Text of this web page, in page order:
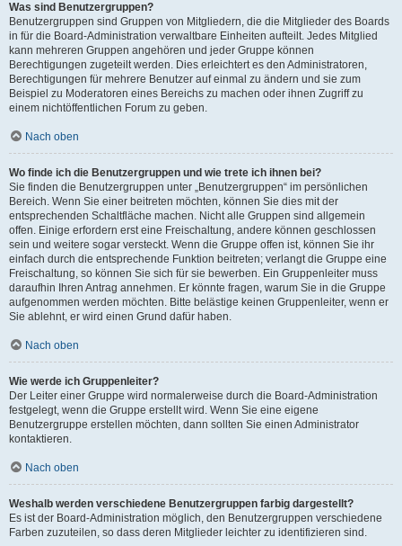
Was sind Benutzergruppen?
Benutzergruppen sind Gruppen von Mitgliedern, die die Mitglieder des Boards
in für die Board-Administration verwaltbare Einheiten aufteilt. Jedes Mitglied
kann mehreren Gruppen angehören und jeder Gruppe können
Berechtigungen zugeteilt werden. Dies erleichtert es den Administratoren,
Berechtigungen für mehrere Benutzer auf einmal zu ändern und sie zum
Beispiel zu Moderatoren eines Bereichs zu machen oder ihnen Zugriff zu
einem nichtöffentlichen Forum zu geben.
Nach oben
Wo finde ich die Benutzergruppen und wie trete ich ihnen bei?
Sie finden die Benutzergruppen unter „Benutzergruppen“ im persönlichen
Bereich. Wenn Sie einer beitreten möchten, können Sie dies mit der
entsprechenden Schaltfläche machen. Nicht alle Gruppen sind allgemein
offen. Einige erfordern erst eine Freischaltung, andere können geschlossen
sein und weitere sogar versteckt. Wenn die Gruppe offen ist, können Sie ihr
einfach durch die entsprechende Funktion beitreten; verlangt die Gruppe eine
Freischaltung, so können Sie sich für sie bewerben. Ein Gruppenleiter muss
daraufhin Ihren Antrag annehmen. Er könnte fragen, warum Sie in die Gruppe
aufgenommen werden möchten. Bitte belästige keinen Gruppenleiter, wenn er
Sie ablehnt, er wird einen Grund dafür haben.
Nach oben
Wie werde ich Gruppenleiter?
Der Leiter einer Gruppe wird normalerweise durch die Board-Administration
festgelegt, wenn die Gruppe erstellt wird. Wenn Sie eine eigene
Benutzergruppe erstellen möchten, dann sollten Sie einen Administrator
kontaktieren.
Nach oben
Weshalb werden verschiedene Benutzergruppen farbig dargestellt?
Es ist der Board-Administration möglich, den Benutzergruppen verschiedene
Farben zuzuteilen, so dass deren Mitglieder leichter zu identifizieren sind.